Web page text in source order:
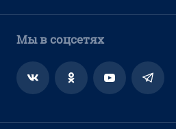
Мы в соцсетях